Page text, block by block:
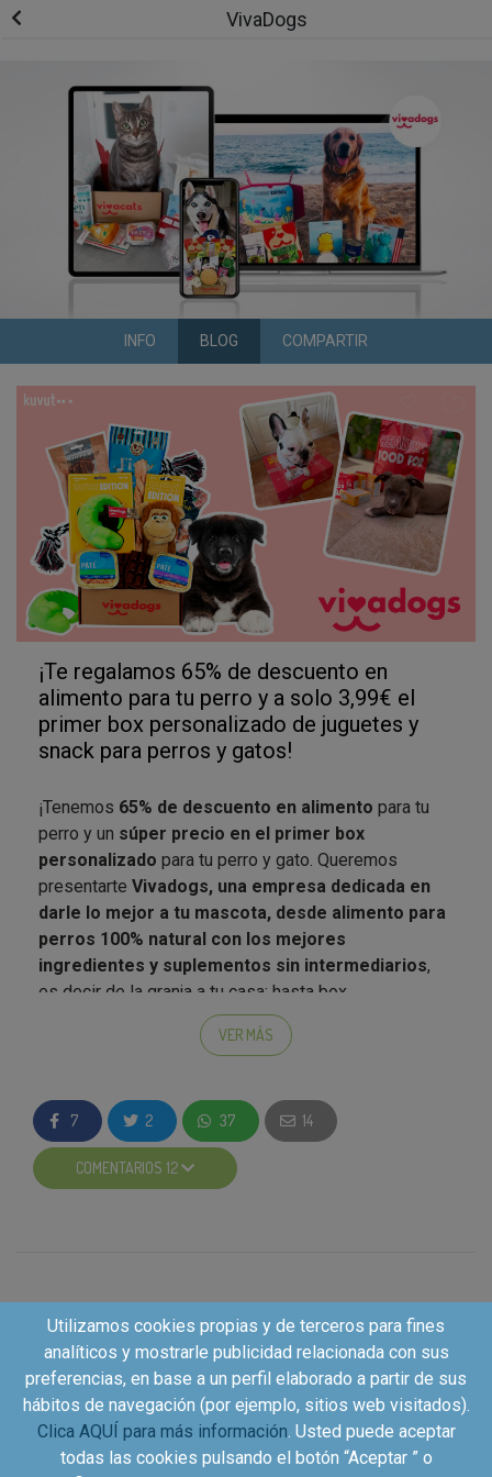
VivaDogs
INFO BLOG COMPARTIR
¡Te regalamos 65% de descuento en
alimento para tu perro y a solo 3,99€ el
primer box personalizado de juguetes y
snack para perros y gatos!
¡Tenemos 65% de descuento en alimento para tu
perro y un súper precio en el primer box
personalizado para tu perro y gato. Queremos
presentarte Vivadogs, una empresa dedicada en
darle lo mejor a tu mascota, desde alimento para
perros 100% natural con los mejores
ingredientes y suplementos sin intermediarios,
es decir de la granja a tu casa; hasta box
personalizados con distintas temáticas llenas de
snacks y juguetes para perros y gatos.
Realiza las actividades de la campaña.
Después de conocer VivaDogs. Elige que
comprar para tu mascota o puedes comprar
MUY IMPORTANTE (!)
Copia ahora el código* e
introdúcelo en el momento de compra
KUVUTBOX para el box personalizada o
KUVUTFOOD para alimento.
MUY IMPORTANTE:
El uso de los códigos es
uno por usuario.
VER MÁS
7 2 37 14
COMENTARIOS 12
Utilizamos cookies propias y de terceros para fines
analíticos y mostrarle publicidad relacionada con sus
preferencias, en base a un perfil elaborado a partir de sus
hábitos de navegación (por ejemplo, sitios web visitados).
Clica AQUÍ para más información. Usted puede aceptar
todas las cookies pulsando el botón “Aceptar ” o